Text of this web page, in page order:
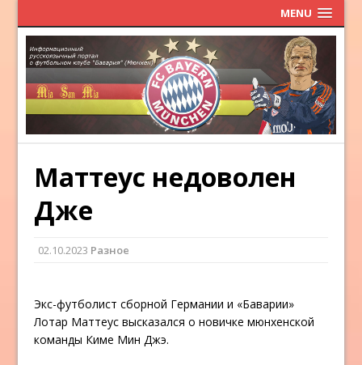
MENU
Маттеус недоволен
Дже
02.10.2023 Разное
Экс-футболист сборной Германии и «Баварии»
Лотар Маттеус высказался о новичке мюнхенской
команды Киме Мин Джэ.